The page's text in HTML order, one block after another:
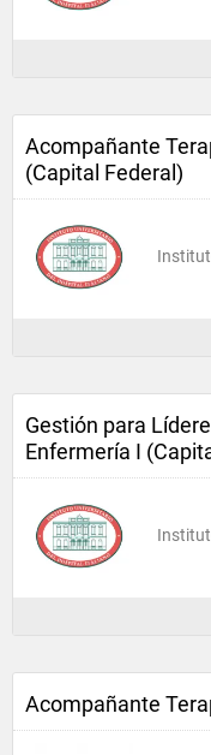
Acompañante
(Capital Federal)
Gestión para
Enfermería I
Acompañante